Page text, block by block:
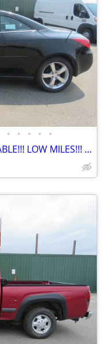
• • • • •
RARE 2006 PONTIAC G6 CONVERTABLE!!! LOW MILES!!! RUNS AND DRIVES GREAT